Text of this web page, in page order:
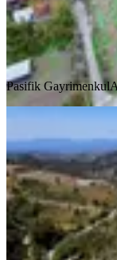
Pasifik Gayrimenkul
Ara
Pasifik Gayrimenkul